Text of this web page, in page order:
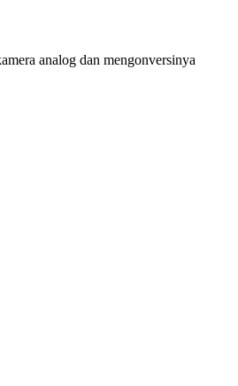
analog dan mengonversinya